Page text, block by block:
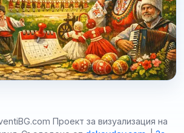
Проект за визуализация на